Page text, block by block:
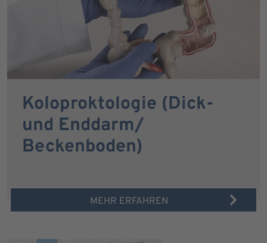
Koloproktologie (Dick-
und Enddarm/
Beckenboden)
MEHR ERFAHREN